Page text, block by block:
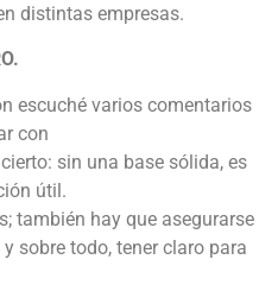
distintas empresas.
escuché varios comentarios
con
sin una base sólida, es
útil.
también hay que asegurarse
sobre todo, tener claro para